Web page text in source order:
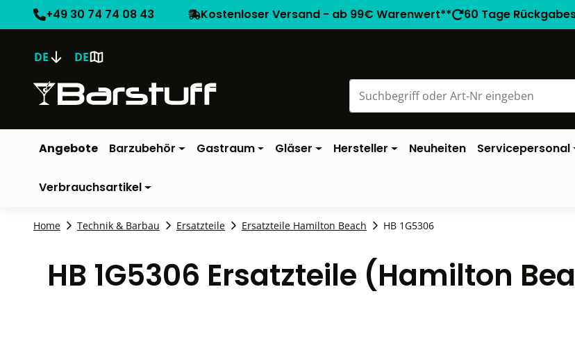
+49 30 74 74 08 43 Kostenloser Versand - ab 99€ Warenwert** 60 Tage
DE DE
Angebote Barzubehör Gastraum Gläser Hersteller Neuheiten Servicepersonal
Verbrauchsartikel
Home Technik & Barbau Ersatzteile Ersatzteile Hamilton Beach HB 1G5306
HB 1G5306 Ersatzteile (Hamilton